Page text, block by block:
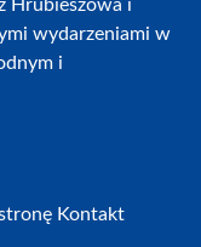
Hrubieszowa i
wydarzeniami w
i
Kontakt